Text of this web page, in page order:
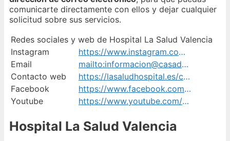
comunicarte directamente con ellos y dejar cualquier
solicitud sobre sus servicios.
Redes sociales y web de Hospital La Salud Valencia
Instagram
https://www.instagram.com/lasaludhospital/
Email
mailto:informacion@casadesalud.es
Contacto web
https://lasaludhospital.es/contacto
Facebook
https://www.facebook.com/laSaludHospital/
Youtube
https://www.youtube.com/channel/UC-2LDnRGfsNFhYRXrB0ZR3A
Hospital La Salud Valencia